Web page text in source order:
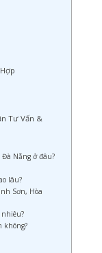
Tư Vấn &
Nẵng ở đâu?
lâu?
Sơn, Hòa
không?